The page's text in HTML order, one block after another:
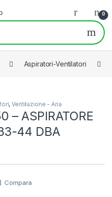
0
Aspiratori-Ventilatori
,Ventilazione - Aria
– ASPIRATORE
44 DBA
Compara